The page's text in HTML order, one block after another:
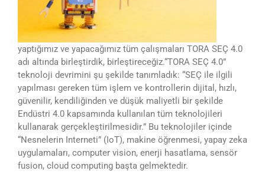
yaptığımız ve yapacağımız tüm çalışmaları TORA SEÇ 4.0
adı altında birleştirdik, birleştireceğiz.“TORA SEÇ 4.0”
teknoloji devrimini şu şekilde tanımladık: “SEÇ ile ilgili
yapılması gereken tüm işlem ve kontrollerin dijital, hızlı,
güvenilir, kendiliğinden ve düşük maliyetli bir şekilde
Endüstri 4.0 kapsamında kullanılan tüm teknolojileri
kullanarak gerçekleştirilmesidir.” Bu teknolojiler içinde
“Nesnelerin Interneti” (IoT), makine öğrenmesi, yapay zeka
uygulamaları, computer vision, enerji hasatlama, sensör
fusion, cloud computing başta gelmektedir.